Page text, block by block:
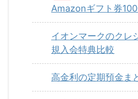
Amazonギフト券
イオンマークのクレ
規入会特典比較
高金利の定期預金ま